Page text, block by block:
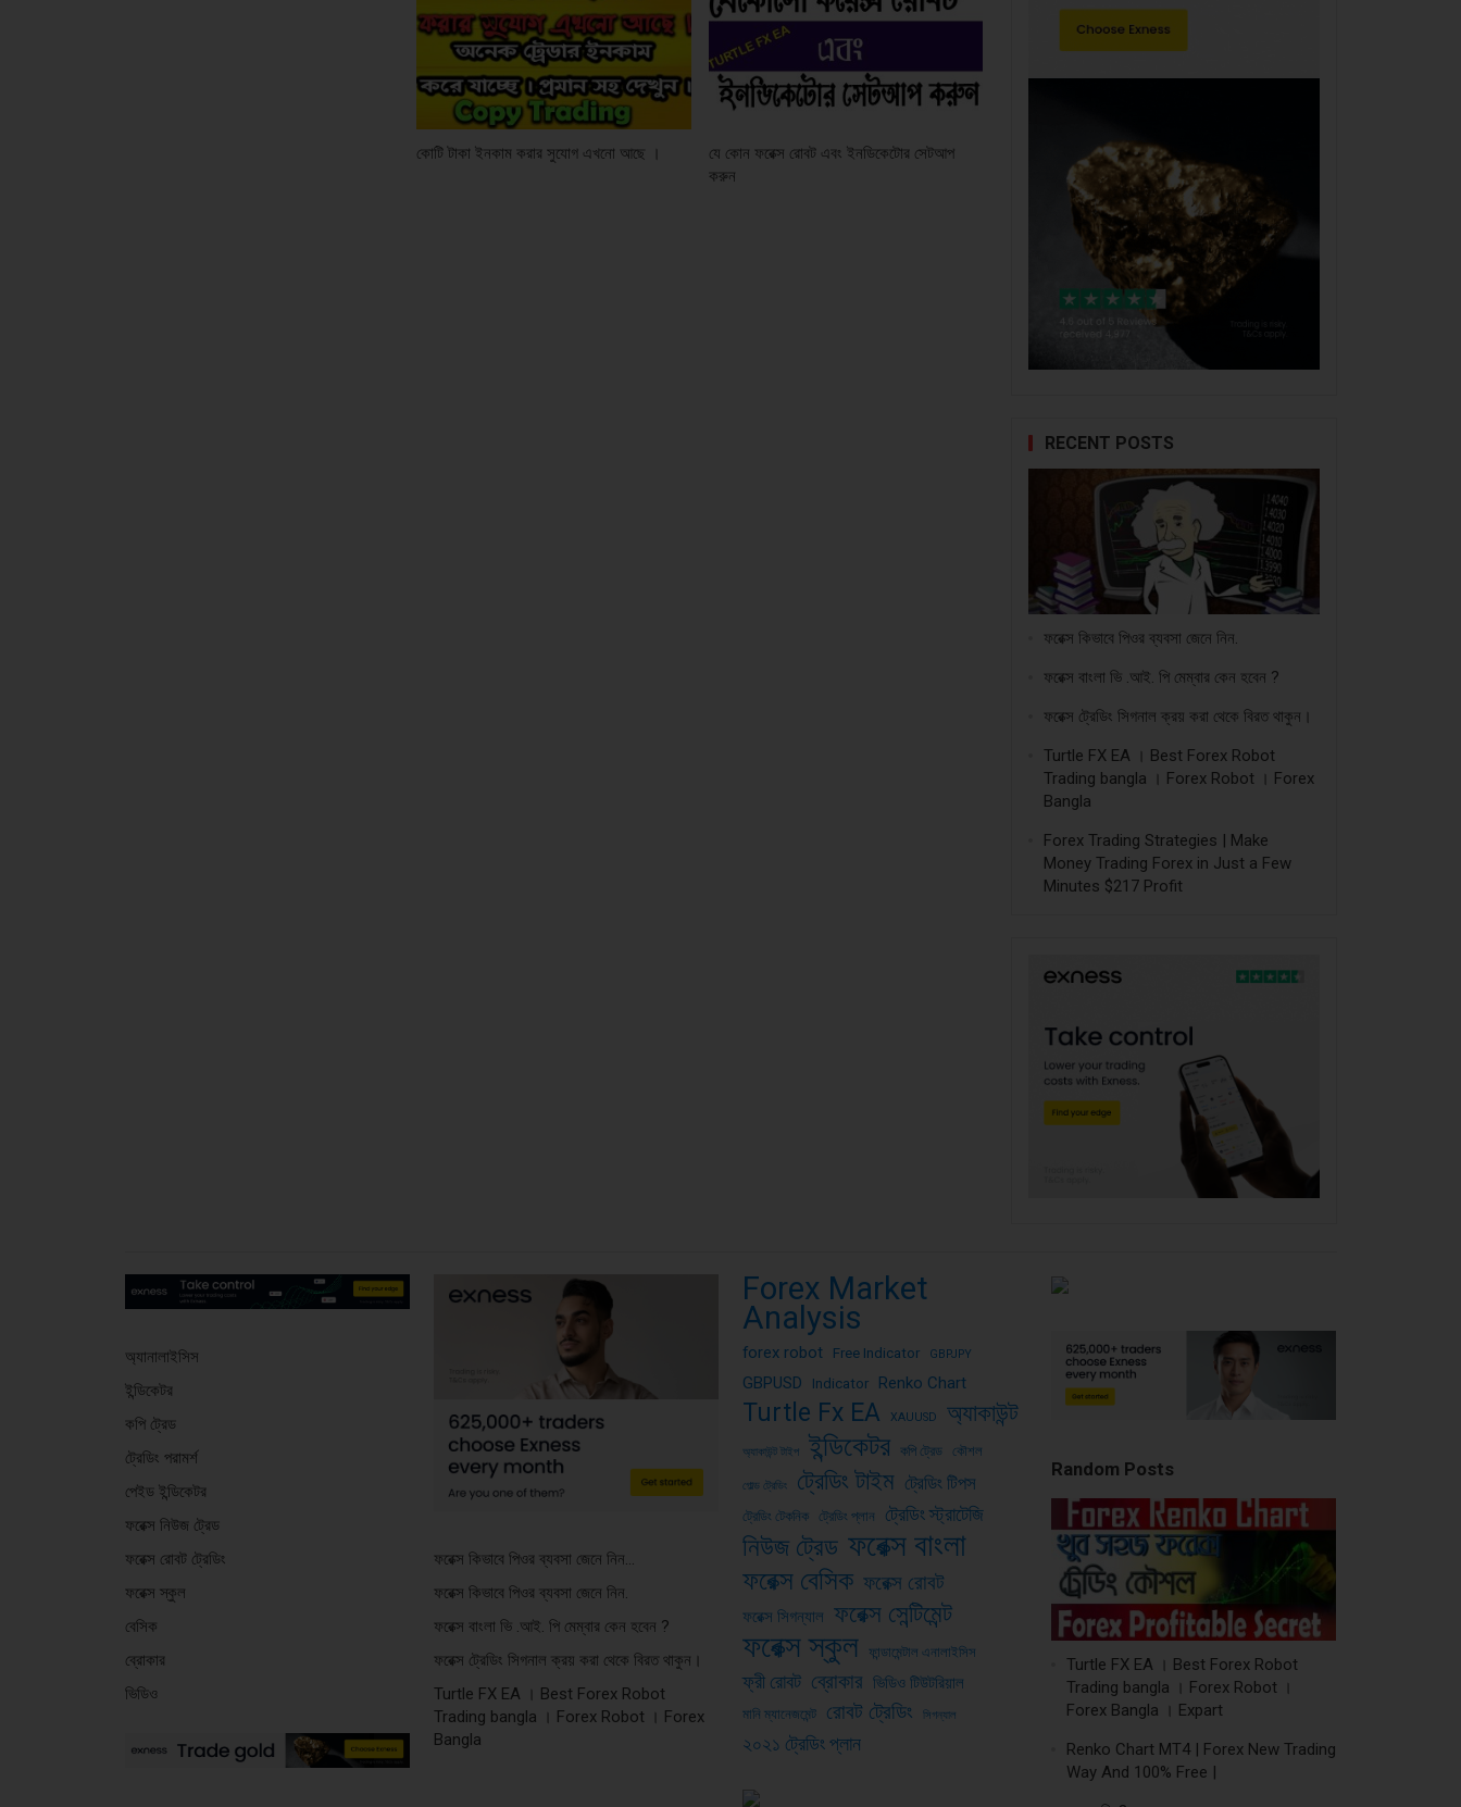
কোটি টাকা ইনকাম করার সুযোগ এখনো আছে ।
যে কোন ফরেক্স রোবট এবং ইনডিকেটোর সেটআপ
করুন
RECENT POSTS
ফরেক্স কিভাবে পিওর ব্যবসা জেনে নিন.
ফরেক্স বাংলা ভি .আই. পি মেম্বার কেন হবেন ?
ফরেক্স ট্রেডিং সিগনাল ক্রয় করা থেকে বিরত থাকুন।
Turtle FX EA । Best Forex Robot
Trading bangla । Forex Robot । Forex
Bangla
Forex Trading Strategies | Make
Money Trading Forex in Just a Few
Minutes $217 Profit
অ্যানালাইসিস
ইন্ডিকেটর
কপি ট্রেড
ট্রেডিং পরামর্শ
পেইড ইন্ডিকেটর
ফরেক্স নিউজ ট্রেড
ফরেক্স রোবট ট্রেডিং
ফরেক্স স্কুল
বেসিক
ব্রোকার
ভিডিও
ফরেক্স কিভাবে পিওর ব্যবসা জেনে নিন…
ফরেক্স কিভাবে পিওর ব্যবসা জেনে নিন.
ফরেক্স বাংলা ভি .আই. পি মেম্বার কেন হবেন ?
ফরেক্স ট্রেডিং সিগনাল ক্রয় করা থেকে বিরত থাকুন।
Turtle FX EA । Best Forex Robot
Trading bangla । Forex Robot । Forex
Bangla
Forex Market
Analysis
forex robot Free Indicator GBPJPY
GBPUSD Indicator Renko Chart
Turtle Fx EA XAUUSD অ্যাকাউন্ট
অ্যাকাউন্ট টাইপ ইন্ডিকেটর কপি ট্রেড কৌশল
গোল্ড ট্রেডিং ট্রেডিং টাইম ট্রেডিং টিপস
ট্রেডিং টেকনিক ট্রেডিং প্লান ট্রেডিং স্ট্রাটেজি
নিউজ ট্রেড ফরেক্স বাংলা
ফরেক্স বেসিক ফরেক্স রোবট
ফরেক্স সিগন্যাল ফরেক্স সেন্টিমেন্ট
ফরেক্স স্কুল ফান্ডামেন্টাল এনালাইসিস
ফ্রী রোবট ব্রোকার ভিডিও টিউটরিয়াল
মানি ম্যানেজমেন্ট রোবট ট্রেডিং সিগন্যাল
২০২১ ট্রেডিং প্লান
Random Posts
Turtle FX EA । Best Forex Robot
Trading bangla । Forex Robot ।
Forex Bangla । Expart
Renko Chart MT4 | Forex New Trading
Way And 100% Free |